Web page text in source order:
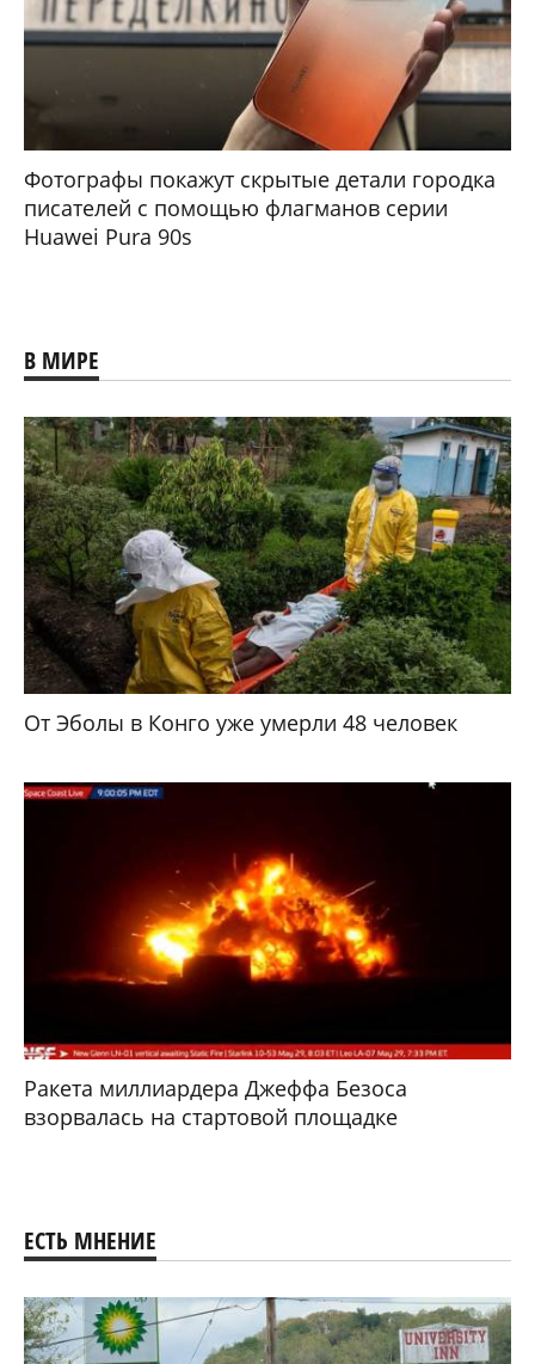
Фотографы покажут скрытые детали городка
писателей с помощью флагманов серии
Huawei Pura 90s
В МИРЕ
От Эболы в Конго уже умерли 48 человек
Ракета миллиардера Джеффа Безоса
взорвалась на стартовой площадке
ЕСТЬ МНЕНИЕ